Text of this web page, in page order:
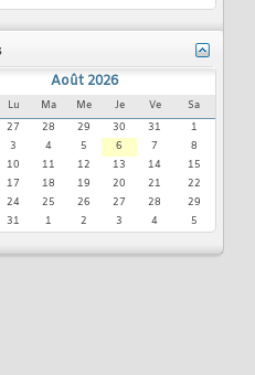
Août 2026
Lu Ma Me Je Ve
Sa
27 28 29 30 31
1
3 4 5 6 7
8
10 11 12 13 14
15
17 18 19 20 21
22
24 25 26 27 28
29
31 1 2 3 4 5